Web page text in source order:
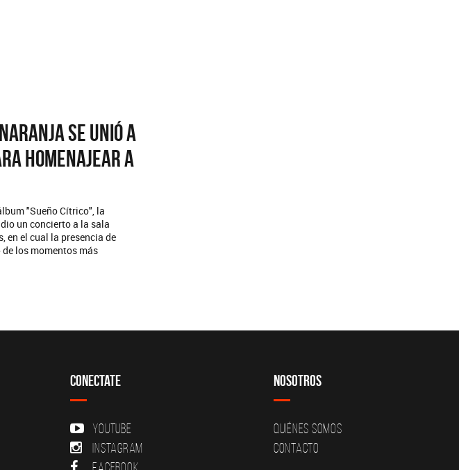
se unió a
homenajear a
"Sueño Cítrico", la
un concierto a la sala
en el cual la presencia de
los momentos más
Conectate
YouTube
Instagram
Nosotros
Quiénes Somos
Contacto